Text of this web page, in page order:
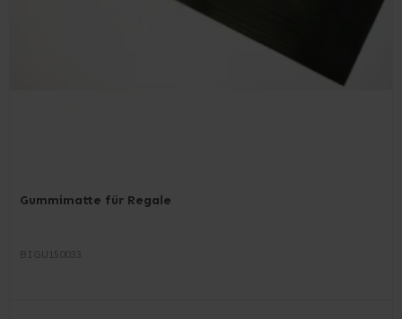
Gummimatte für Regale
BIGU150033